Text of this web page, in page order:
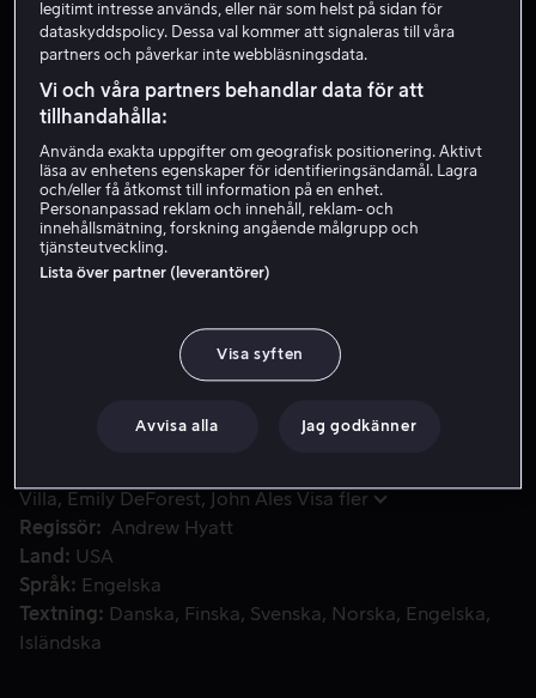
The Blind
Drama 1 h 45 min
HD
Hyr 49 kr
Köp 109 kr
Phil Robertson blev en dokusåpastjärna blev han kär i
Miss Kay och bildade familj, men hans demoner hotade
Villa
Emily DeForest John Ales Visa fler
Regissör
Andrew Hyatt
Land
USA
Språk
Engelska
Textning
Danska Finska Svenska Norska
Engelska
Isländska
legitimt intresse används, eller när som helst på sidan för
dataskyddspolicy. Dessa val kommer att signaleras till våra
partners och påverkar inte webbläsningsdata.
Vi och våra partners behandlar data för att
tillhandahålla:
Använda exakta uppgifter om geografisk positionering. Aktivt
läsa av enhetens egenskaper för identifieringsändamål. Lagra
och/eller få åtkomst till information på en enhet.
Personanpassad reklam och innehåll, reklam- och
innehållsmätning, forskning angående målgrupp och
tjänsteutveckling.
Lista över partner (leverantörer)
Visa syften
Avvisa alla Jag godkänner